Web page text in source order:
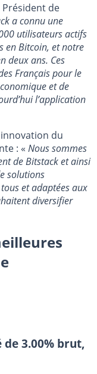
de
a connu une
utilisateurs actifs
en Bitcoin, et notre
deux ans. Ces
Français pour le
et de
l’application
innovation du
: « Nous sommes
de Bitstack et ainsi
solutions
et adaptées aux
diversifier
de 3.00% brut,